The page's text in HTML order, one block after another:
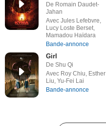
De Romain Daudet-
Jahan
Avec Jules Lefebvre,
Lucy Loste Berset,
Mamadou Haïdara
Bande-annonce
Girl
De Shu Qi
Avec Roy Chiu, Esther
Liu, Yu-Fei Lai
Bande-annonce